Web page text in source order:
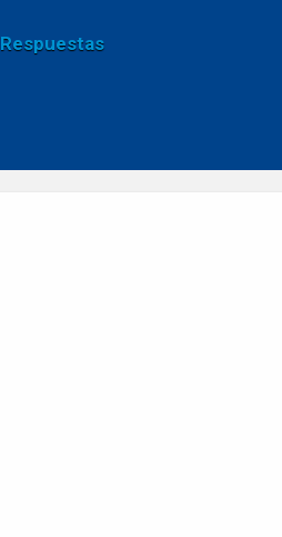
Respuestas